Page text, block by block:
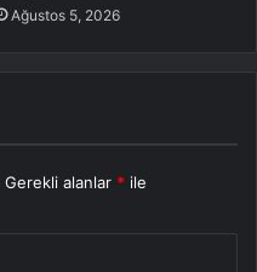
Ağustos 5, 2026
Gerekli alanlar * ile